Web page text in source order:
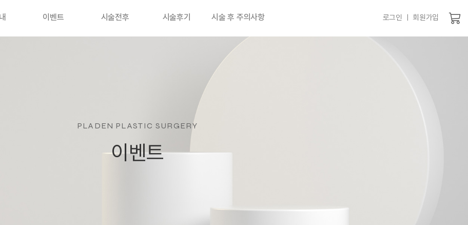
로그인 ㅣ 회원가입
이벤트 시술전후 시술후기 시술 후 주의사항
PLADEN PLASTIC SURGERY
이벤트